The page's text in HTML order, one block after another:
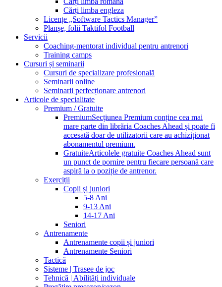
Cărți limba engleza
Licențe „Software Tactics Manager”
Planșe, folii Taktifol Football
Servicii
Coaching-mentorat individual pentru antrenori
Training camps
Cursuri și seminarii
Cursuri de specializare profesională
Seminarii online
Seminarii perfecționare antrenori
Articole de specialitate
Premium / Gratuite
PremiumSecțiunea Premium conține cea mai
mare parte din librăria Coaches Ahead și poate fi
accesată doar de utilizatorii care au achiziționat
abonamentul premium.
GratuiteArticolele gratuite Coaches Ahead sunt
un punct de pornire pentru fiecare persoană care
aspiră la o poziție de antrenor.
Exerciții
Copii și juniori
5-8 Ani
9-13 Ani
14-17 Ani
Seniori
Antrenamente
Antrenamente copii și juniori
Antrenamente Seniori
Tactică
Sisteme | Trasee de joc
Tehnică | Abilități individuale